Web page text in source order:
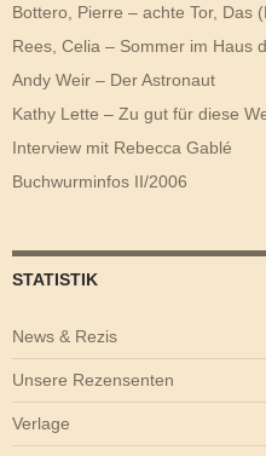
Bottero, Pierre – achte Tor, Das
Rees, Celia – Sommer im Haus
Andy Weir – Der Astronaut
Kathy Lette – Zu gut für diese
Interview mit Rebecca Gablé
Buchwurminfos II/2006
STATISTIK
News & Rezis
Unsere Rezensenten
Verlage